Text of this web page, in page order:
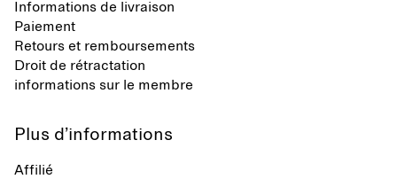
Informations de livraison
Paiement
Retours et remboursements
Droit de rétractation
informations sur le membre
Plus d’informations
Affilié